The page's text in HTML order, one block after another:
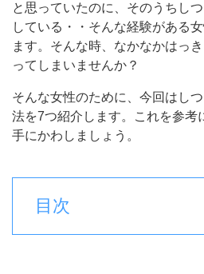
と思っていたのに、そのうちし
している・・そんな経験がある
ます。そんな時、なかなかはっ
ってしまいませんか？
そんな女性のために、今回はし
法を7つ紹介します。これを参考
手にかわしましょう。
目次